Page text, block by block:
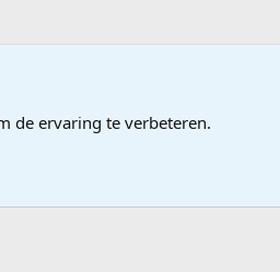
de ervaring te verbeteren.